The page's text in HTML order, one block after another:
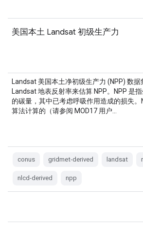
美国本土 Landsat 初级生产力
Landsat 美国本土净初级生产力 (NPP) 数
Landsat 地表反射率来估算 NPP。NPP 是
的碳量，其中已考虑呼吸作用造成的损失。
算法计算的（请参阅 MOD17 用户…
conus gridmet-derived landsat
nlcd-derived npp